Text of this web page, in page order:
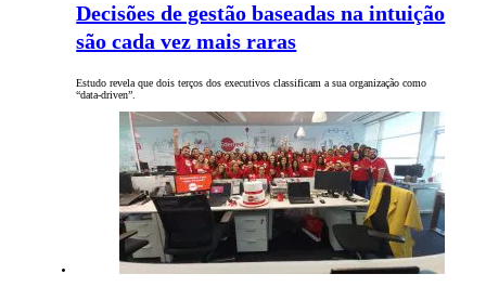
Decisões de gestão baseadas na intuição
são cada vez mais raras
Estudo revela que dois terços dos executivos classificam a sua organização como
“data-driven”.